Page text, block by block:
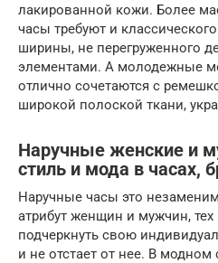
лакированной кожи. Более
часы требуют и
ширины, не перегруженного
элементами. А молодежные
отлично сочетаются с
широкой полоской ткани,
Наручные женские и
стиль и мода в часах,
Наручные часы это
атрибут женщин и мужчин, тех
подчеркнуть свою
и не отстает от нее. В модном